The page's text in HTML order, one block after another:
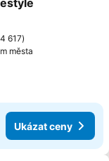
oblíbených
4 617
města
Ukázat ceny